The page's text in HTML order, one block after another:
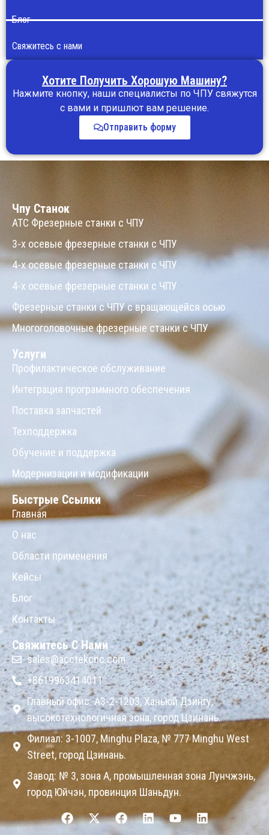
Блог
Свяжитесь с нами
Хотите Получить Хорошую Машину?
Нажмите кнопку, наши специалисты по ЧПУ свяжутся
с вами и пришлют вам решение.
Отправить форму
Чпу Станок
ATC Фрезерные станки с ЧПУ
3-х осевые фрезерные станки с ЧПУ
4-х осевые фрезерные станки с ЧПУ
4-х осевые фрезерные станки с ЧПУ
Фрезерные станки с ЧПУ с вращающейся осью
Многоголовочные фрезерные станки с ЧПУ
Услуги
Профилактическое обслуживание
Интеграция программного обеспечения
Поставка запчастей
Техподдержка
Обучение и поддержка
Модернизации и модификации
Быстрые Ссылки
Главная
О нас
Области применения
Кейсы
Блог
Контакты
Свяжитесь С Нами
sales@acctekcnc.com
+8619963414011
Главный офис: A3-2-1203, Ханьюй Дзингу,
высокотехнологичная зона, город Цзинань.
Филиал: 3-1007, Minghu Plaza, № 777 Minghu West
Street, город Цзинань.
Завод: № 3, зона А, промышленная зона Лунчжэнь,
город Юйчэн, провинция Шаньдун.